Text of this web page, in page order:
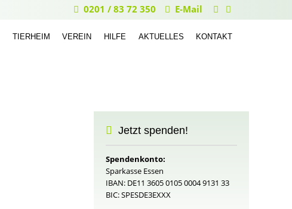
0201 / 83 72 350 E-Mail
TIERHEIM VEREIN HILFE AKTUELLES KONTAKT
Jetzt spenden!
Spendenkonto:
Sparkasse Essen
IBAN: DE11 3605 0105 0004 9131 33
BIC: SPESDE3EXXX